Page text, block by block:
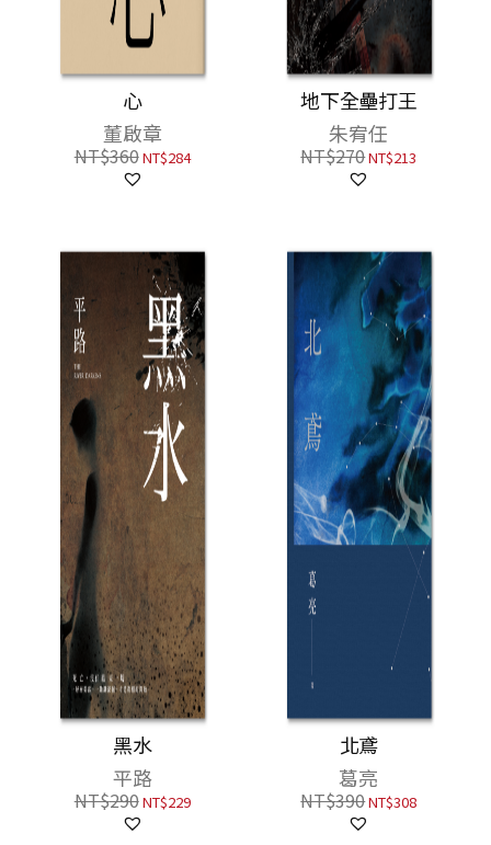
心
董啟章
NT$360NT$284
地下全壘打王
朱宥任
NT$270NT$213
黑水
平路
NT$290NT$229
北鳶
葛亮
NT$390NT$308